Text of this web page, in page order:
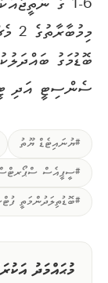
6-1 ގެ
ބޮޑުމަގު
ސެންސިޓީ އަދި
#ޔުނައިޓެޑް ޔޫތު
#ސީޕީއެސް
#ބޮޑުތިލަދުންމަތީ
މުޙައްމަދު